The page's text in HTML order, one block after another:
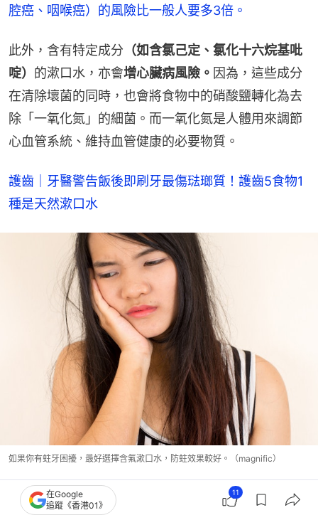
腔癌、咽喉癌）的風險比一般人要多3倍。
此外，含有特定成分 （如含氯己定、氯化十六烷基吡
啶） 的漱口水，亦會增心臟病風險。 因為，這些成分
在清除壞菌的同時，也會將食物中的硝酸鹽轉化為去
除「一氧化氮」的細菌。而一氧化氮是人體用來調節
心血管系統、維持血管健康的必要物質。
護齒｜牙醫警告飯後即刷牙最傷琺瑯質！護齒5食物1
種是天然漱口水
如果你有蛀牙困擾，最好選擇含氟漱口水，防蛀效果較好。（magnific）
在Google
追蹤《香港01》
11